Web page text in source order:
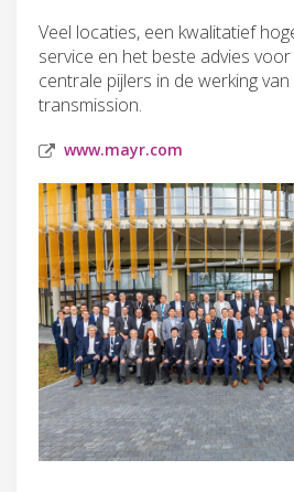
Veel locaties, een kwalitatief
service en het beste advies
centrale pijlers in de werking
transmission.
www.mayr.com